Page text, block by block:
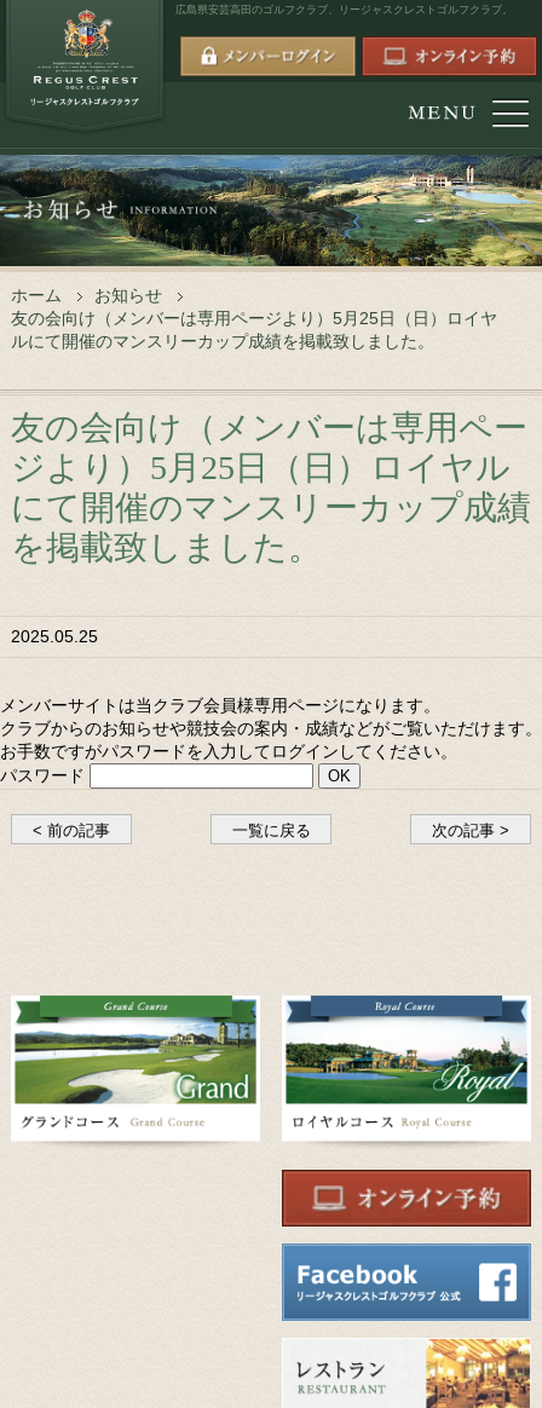
広島県安芸高田のゴルフクラブ、 リージャスクレストゴルフクラブ。
ホーム
お知らせ
友の会向け（メンバーは専用ページより）5月25日（日）ロイヤ
ルにて開催のマンスリーカップ成績を掲載致しました。
友の会向け（メンバーは専用ペー
ジより）5月25日（日）ロイヤル
にて開催のマンスリーカップ成績
を掲載致しました。
2025.05.25
メンバーサイトは当クラブ会員様専用ページになります。
クラブからのお知らせや競技会の案内・成績などがご覧いただけます。
お手数ですがパスワードを入力してログインしてください。
パスワード
< 前の記事 一覧に戻る 次の記事 >